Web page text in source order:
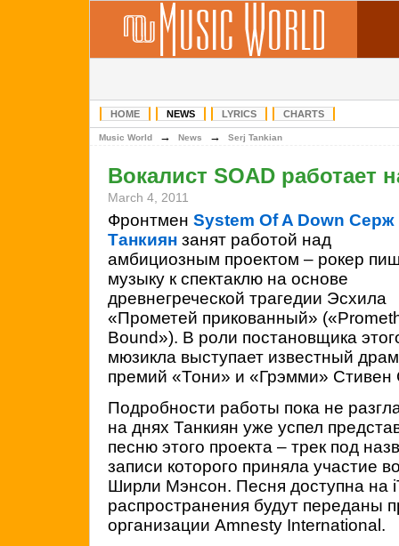
HOME NEWS LYRICS CHARTS
Music World → News → Serj Tankian
Вокалист SOAD работает
March 4, 2011
Фронтмен System Of A Down Серж
Танкиян занят работой над
амбициозным проектом – рокер
музыку к спектаклю на основе
древнегреческой трагедии Эсхила
«Прометей прикованный»
Bound»). В роли постановщика
мюзикла выступает известный
премий «Тони» и «Грэмми» Стивен
Подробности работы пока не
на днях Танкиян уже успел
песню этого проекта – трек под
записи которого приняла участие
Ширли Мэнсон. Песня доступна на
распространения будут переданы
организации Amnesty International.